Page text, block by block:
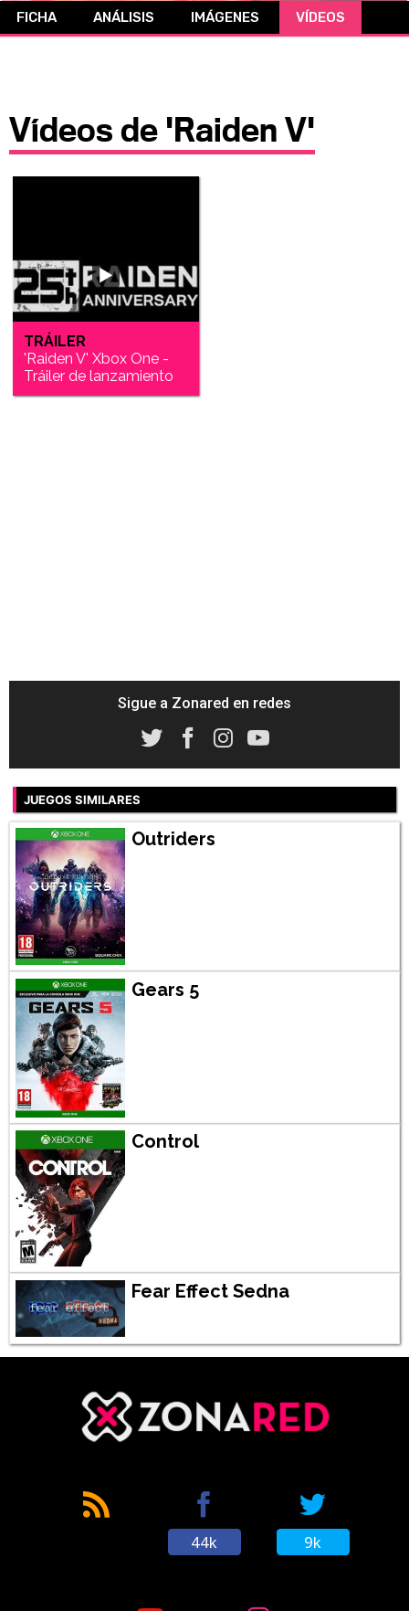
CÓMICS
FICHA ANÁLISIS IMÁGENES VÍDEOS
Vídeos de 'Raiden V'
TRÁILER
'Raiden V' Xbox One -
Tráiler de lanzamiento
Sigue a Zonared en redes
JUEGOS SIMILARES
Outriders
Gears 5
Control
Fear Effect Sedna
44k 9k